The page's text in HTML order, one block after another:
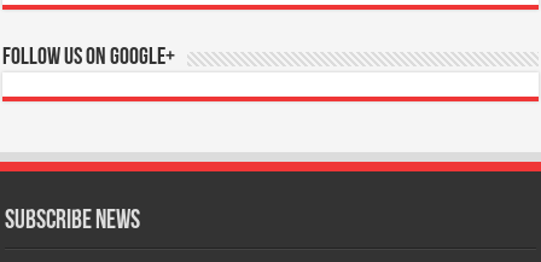
Follow us on Google+
Subscribe News